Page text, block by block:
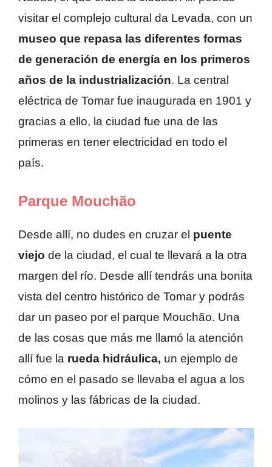
visitar el complejo cultural da Levada, con un
museo que repasa las diferentes formas
de generación de energía en los primeros
años de la industrialización. La central
eléctrica de Tomar fue inaugurada en 1901 y
gracias a ello, la ciudad fue una de las
primeras en tener electricidad en todo el
país.
Parque Mouchão
Desde allí, no dudes en cruzar el puente
viejo de la ciudad, el cual te llevará a la otra
margen del río. Desde allí tendrás una bonita
vista del centro histórico de Tomar y podrás
dar un paseo por el parque Mouchão. Una
de las cosas que más me llamó la atención
allí fue la rueda hidráulica, un ejemplo de
cómo en el pasado se llevaba el agua a los
molinos y las fábricas de la ciudad.